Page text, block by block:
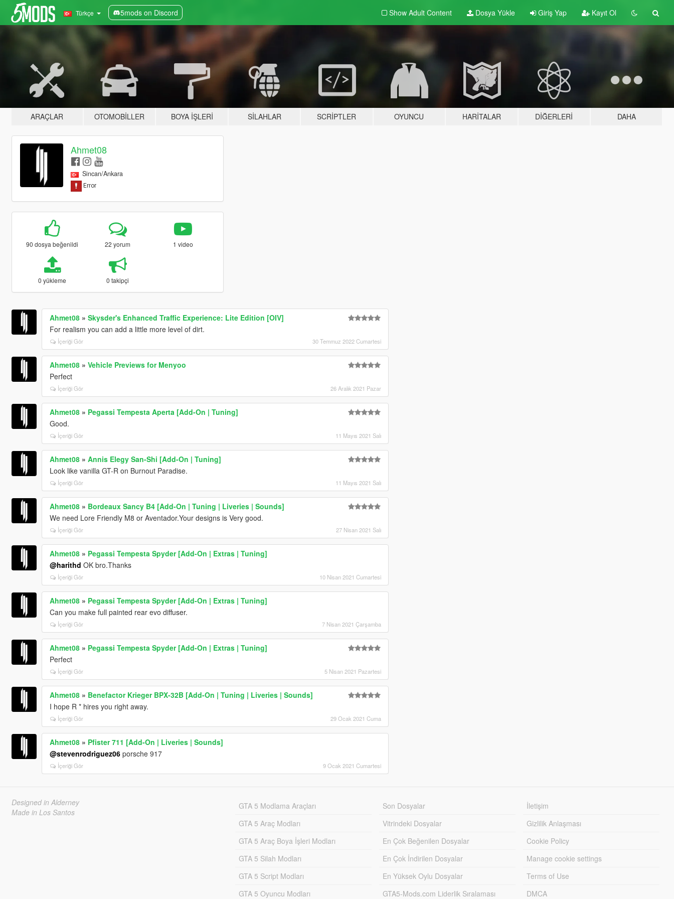
Türkçe 5mods on Discord Show Adult Content Dosya Yükle Giriş Yap Kayıt Ol
ARAÇLAR OTOMOBILLER BOYA İŞLERI SILAHLAR SCRIPTLER OYUNCU HARITALAR DIĞERLERI DAHA
Ahmet08
Sincan/Ankara
90 dosya beğenildi 22 yorum 1 video
0 yükleme 0 takipçi
Ahmet08» Skysder's Enhanced Traffic Experience: Lite Edition [OIV]
For realism you can add a little more level of dirt.
İçeriği Gör 30 Temmuz 2022 Cumartesi
Ahmet08» Vehicle Previews for Menyoo
Perfect
İçeriği Gör 26 Aralık 2021 Pazar
Ahmet08» Pegassi Tempesta Aperta [Add-On | Tuning]
Good.
İçeriği Gör 11 Mayıs 2021 Salı
Ahmet08» Annis Elegy San-Shi [Add-On | Tuning]
Look like vanilla GT-R on Burnout Paradise.
İçeriği Gör 11 Mayıs 2021 Salı
Ahmet08» Bordeaux Sancy B4 [Add-On | Tuning | Liveries | Sounds]
We need Lore Friendly M8 or Aventador.Your designs is Very good.
İçeriği Gör 27 Nisan 2021 Salı
Ahmet08» Pegassi Tempesta Spyder [Add-On | Extras | Tuning]
@harithd OK bro.Thanks
İçeriği Gör 10 Nisan 2021 Cumartesi
Ahmet08» Pegassi Tempesta Spyder [Add-On | Extras | Tuning]
Can you make full painted rear evo diffuser.
İçeriği Gör 7 Nisan 2021 Çarşamba
Ahmet08» Pegassi Tempesta Spyder [Add-On | Extras | Tuning]
Perfect
İçeriği Gör 5 Nisan 2021 Pazartesi
Ahmet08» Benefactor Krieger BPX-32B [Add-On | Tuning | Liveries | Sounds]
I hope R * hires you right away.
İçeriği Gör 29 Ocak 2021 Cuma
Ahmet08» Pfister 711 [Add-On | Liveries | Sounds]
@stevenrodriguez06porsche 917
İçeriği Gör 9 Ocak 2021 Cumartesi
Designed in Alderney
Made in Los Santos
GTA 5 Modlama Araçları
GTA 5 Araç Modları
GTA 5 Araç Boya İşleri Modları
GTA 5 Silah Modları
GTA 5 Script Modları
GTA 5 Oyuncu Modları
Son Dosyalar
Vitrindeki Dosyalar
En Çok Beğenilen Dosyalar
En Çok İndirilen Dosyalar
En Yüksek Oylu Dosyalar
GTA5-Mods.com Liderlik Sıralaması
İletişim
Gizlilik Anlaşması
Cookie Policy
Manage cookie settings
Terms of Use
DMCA